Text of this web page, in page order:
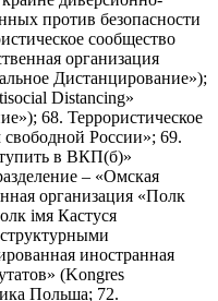
против безопасности
сообщество
организация
Дистанцирование»);
Distancing»
68. Террористическое
России»; 69.
в ВКП(б)»
– «Омская
организация «Полк
iмя Кастуся
иностранная
(Kongres
Польша; 72.